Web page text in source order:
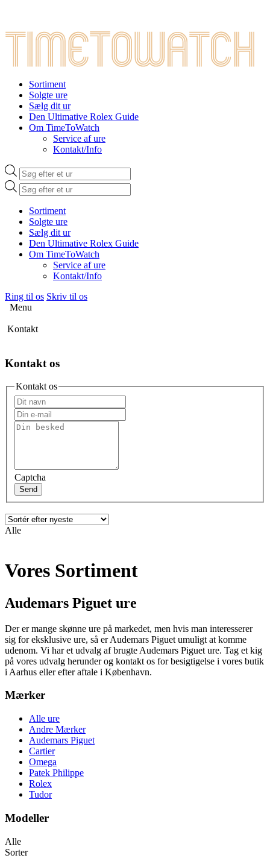
Sortiment
Solgte ure
Sælg dit ur
Den Ultimative Rolex Guide
Om TimeToWatch
Service af ure
Kontakt/Info
Products
search
Products
search
Sortiment
Solgte ure
Sælg dit ur
Den Ultimative Rolex Guide
Om TimeToWatch
Service af ure
Kontakt/Info
Ring til os Skriv til os
Menu
Kontakt
Kontakt os
Kontakt os
Captcha
Send
Alle
Vores Sortiment
Audemars Piguet ure
Der er mange skønne ure på markedet, men hvis man interesserer
sig for eksklusive ure, så er Audemars Piguet umuligt at komme
udenom. Vi har et udvalg af brugte Audemars Piguet ure. Tag et kig
på vores udvalg herunder og kontakt os for besigtigelse i vores butik
i Aarhus eller efter aftale i København.
Mærker
Alle ure
Andre Mærker
Audemars Piguet
Cartier
Omega
Patek Philippe
Rolex
Tudor
Modeller
Alle
Sorter